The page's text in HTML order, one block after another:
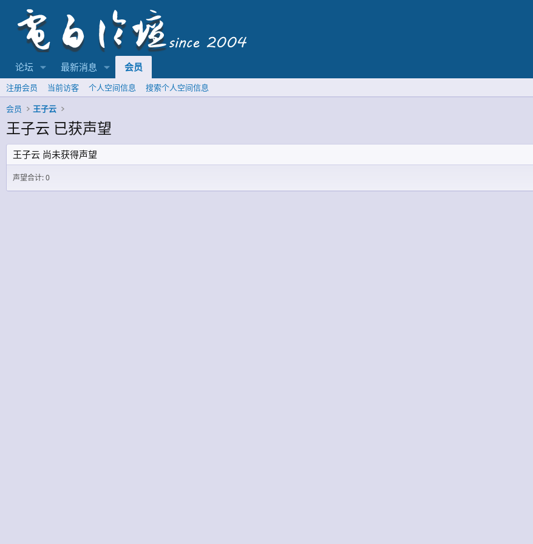
论坛 最新消息 会员
注册会员 当前访客 个人空间信息
搜索个人空间信息
会员
王子云
王子云 已获声望
王子云 尚未获得声望
声望合计: 0